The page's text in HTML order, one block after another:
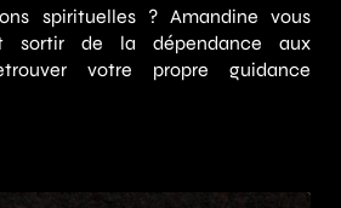
spirituelles ? Amandine vous
sortir de la dépendance aux
votre propre guidance